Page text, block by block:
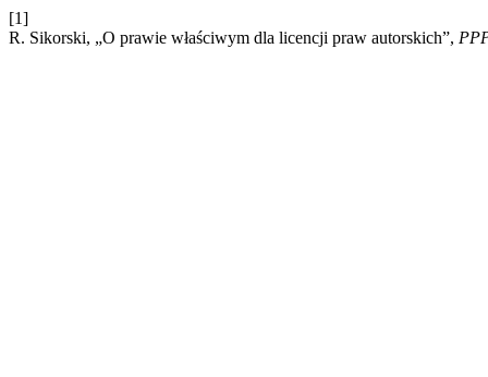
[1]
R. Sikorski, „O prawie właściwym dla licencji praw autorskich”,